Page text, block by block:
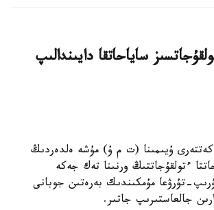
ساياحاتقا دايىندالىپ
ۇيىمىنا (ت م ۇ) مۇشە ەلدەردىڭ
ءتولقۇجاتتىڭ ورنىنا تەك جەكە
تۇرۋعا مۇمكىندىك بەرەتىن جوبانى
جالعاستىرىپ جاتىر.